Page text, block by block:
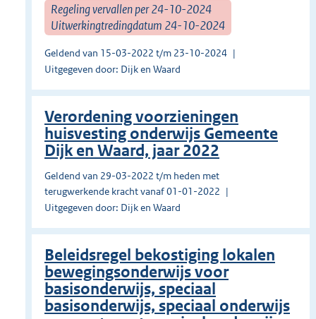
Regeling vervallen per 24-10-2024
Uitwerkingtredingdatum 24-10-2024
Geldend van 15-03-2022 t/m 23-10-2024
Uitgegeven door: Dijk en Waard
Verordening voorzieningen
huisvesting onderwijs Gemeente
Dijk en Waard, jaar 2022
Geldend van 29-03-2022 t/m heden met
terugwerkende kracht vanaf 01-01-2022
Uitgegeven door: Dijk en Waard
Beleidsregel bekostiging lokalen
bewegingsonderwijs voor
basisonderwijs, speciaal
basisonderwijs, speciaal onderwijs